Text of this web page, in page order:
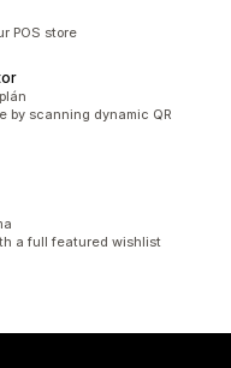
POS store
by scanning dynamic QR
a full featured wishlist